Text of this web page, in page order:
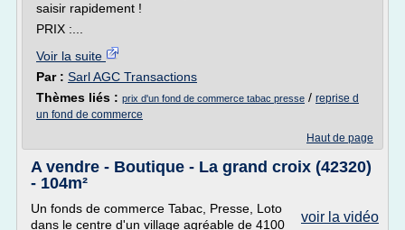
saisir rapidement !
PRIX :...
Voir la suite
Par : Sarl AGC Transactions
Thèmes liés : prix d'un fond de commerce tabac presse / reprise d
un fond de commerce
Haut de page
A vendre - Boutique - La grand croix (42320)
- 104m²
voir la vidéo
Un fonds de commerce Tabac, Presse, Loto
dans le centre d'un village agréable de 4100